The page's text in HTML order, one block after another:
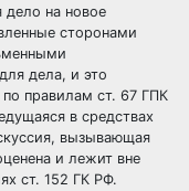
дело на новое
сторонами
дела, и это
правилам ст. 67 ГПК
в средствах
вызывающая
и лежит вне
ст. 152 ГК РФ.